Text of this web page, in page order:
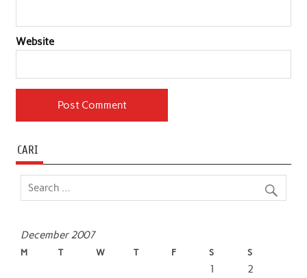
Website
CARI
December 2007
M T W T F S S
1
2